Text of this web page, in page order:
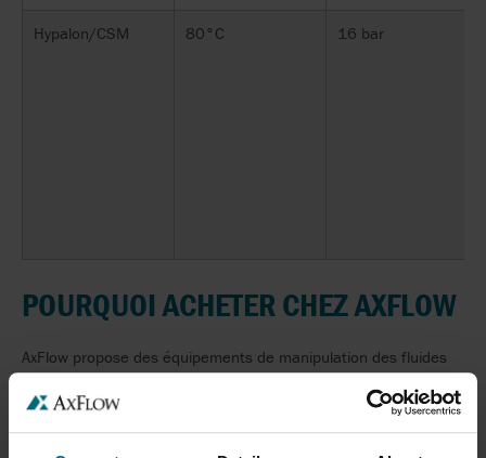
Hypalon/CSM 80°C 16 bar
POURQUOI ACHETERCHEZAXFLOW
AxFlow propose des équipements de manipulation des fluides
pourlagammela pluslarge d'industriesetd'applications.Seul
chez AxFlow,vous individuelsde la part